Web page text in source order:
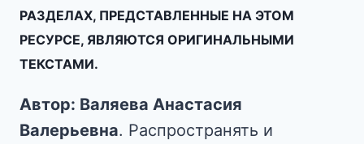
РАЗДЕЛАХ, ПРЕДСТАВЛЕННЫЕ НА ЭТОМ
РЕСУРСЕ, ЯВЛЯЮТСЯ ОРИГИНАЛЬНЫМИ
ТЕКСТАМИ.
Автор: Валяева Анастасия
Валерьевна. Распространять и